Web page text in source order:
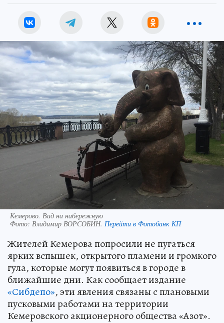
Кемерово. Вид на набережную
Фото: Владимир ВОРСОБИН. Перейти в Фотобанк КП
Жителей Кемерова попросили не пугаться
ярких вспышек, открытого пламени и громкого
гула, которые могут появиться в городе в
ближайшие дни. Как сообщает издание
«Сибдепо», эти явления связаны с плановыми
пусковыми работами на территории
Кемеровского акционерного общества «Азот».